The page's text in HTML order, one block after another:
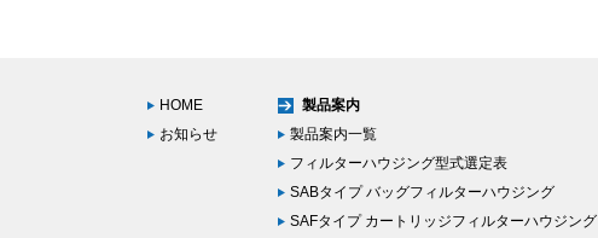
HOME
お知らせ
製品案内
製品案内一覧
フィルターハウジング型式選定表
SABタイプ バッグフィルターハウジング
SAFタイプ カートリッジフィルターハウジング